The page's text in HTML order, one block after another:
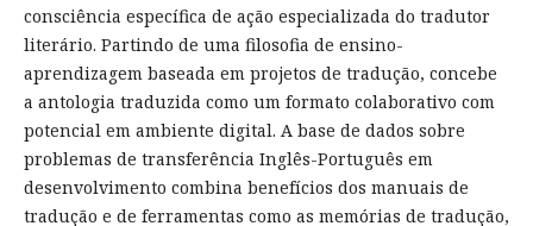
consciência específica de ação especializada do tradutor
literário. Partindo de uma filosofia de ensino-
aprendizagem baseada em projetos de tradução, concebe
a antologia traduzida como um formato colaborativo com
potencial em ambiente digital. A base de dados sobre
problemas de transferência Inglês-Português em
desenvolvimento combina benefícios dos manuais de
tradução e de ferramentas como as memórias de tradução,